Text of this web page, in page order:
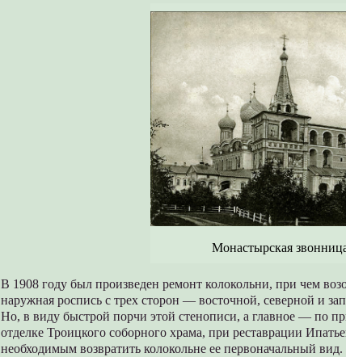
Монастырская
В 1908 году был произведен ремонт колокольни, при чем
наружная роспись с трех сторон — восточной, северной и
Но, в виду быстрой порчи этой стенописи, а главное — по
отделке Троицкого соборного храма, при реставрации
необходимым возвратить колокольне ее первоначальный вид.